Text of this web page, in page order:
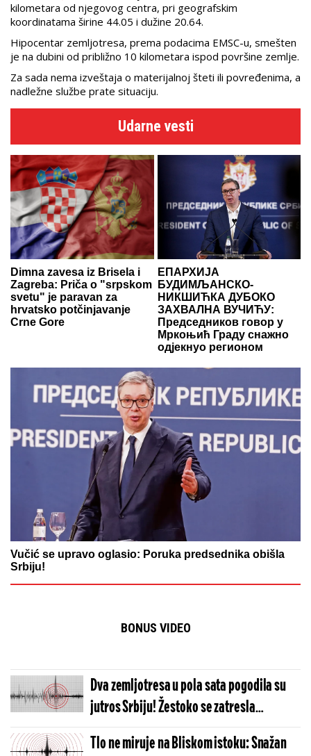
kilometara od njegovog centra, pri geografskim
koordinatama širine 44.05 i dužine 20.64.
Hipocentar zemljotresa, prema podacima EMSC-u, smešten
je na dubini od približno 10 kilometara ispod površine zemlje.
Za sada nema izveštaja o materijalnoj šteti ili povređenima, a
nadležne službe prate situaciju.
Udarne vesti
Dimna zavesa iz Brisela i
Zagreba: Priča o "srpskom
svetu" je paravan za
hrvatsko potčinjavanje
Crne Gore
ЕПАРХИЈА
БУДИМЉАНСКО-
НИКШИЋКА ДУБОКО
ЗАХВАЛНА ВУЧИЋУ:
Председников говор у
Мркоњић Граду снажно
одјекнуо регионом
Vučić se upravo oglasio: Poruka predsednika obišla
Srbiju!
BONUS VIDEO
Dva zemljotresa u pola sata pogodila su
jutros Srbiju! Žestoko se zatresla
omiljena banja Srba
Tlo ne miruje na Bliskom istoku: Snažan